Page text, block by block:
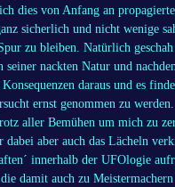
dies von Anfang an
sicherlich und nicht wenige
zu bleiben. Natürlich
nackten Natur und
daraus und es
ernst genommen zu
aller Bemühen um mich zu
aber auch das Lächeln
innerhalb der UFOlogie
damit auch zu